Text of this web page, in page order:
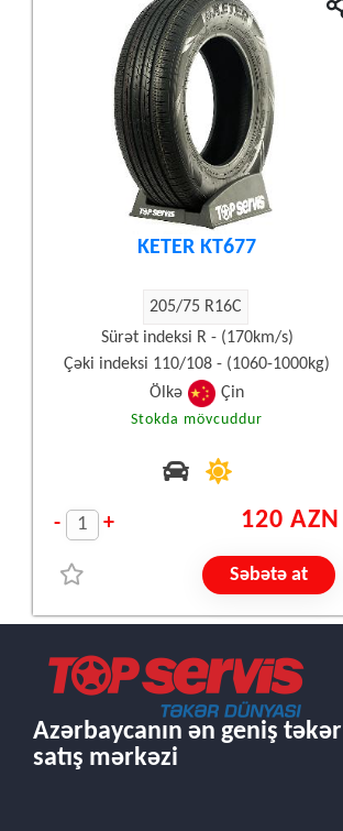
KETER KT677
205/75 R16C
Sürət indeksi R - (170km/s)
Çəki indeksi 110/108 - (1060-1000kg)
Ölkə
Çin
Stokda mövcuddur
- + 120 AZN
Səbətə at
Azərbaycanın ən geniş təkər
satış mərkəzi